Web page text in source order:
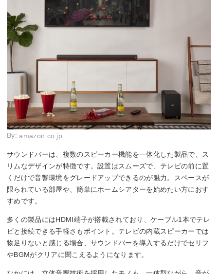
By:amazon.co.jp
サウンドバーは、複数のスピーカー機能を一体化した製品で、ス
リムなデザインが特徴です。設置はスムーズで、テレビの前に置
くだけで音響環境をグレードアップできるのが魅力。スペースが
限られている部屋や、簡単にホームシアターを始めたい方におす
すめです。
多くの製品にはHDMI端子が搭載されており、ケーブル1本でテレ
ビと接続できる手軽さもポイント。テレビの内蔵スピーカーでは
物足りないと感じる場合、サウンドバーを導入するだけでセリフ
やBGMがクリアに聞こえるようになります。